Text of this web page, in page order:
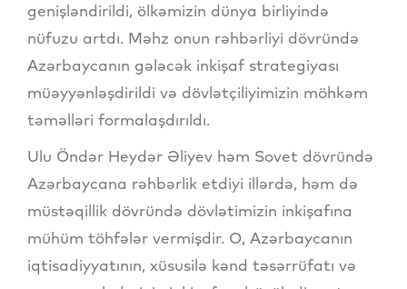
genişləndirildi, ölkəmizin dünya birliyində
nüfuzu artdı. Məhz onun rəhbərliyi dövründə
Azərbaycanın gələcək inkişaf strategiyası
müəyyənləşdirildi və dövlətçiliyimizin möhkəm
təməlləri formalaşdırıldı.
Ulu Öndər Heydər Əliyev həm Sovet dövründə
Azərbaycana rəhbərlik etdiyi illərdə, həm də
müstəqillik dövründə dövlətimizin inkişafına
mühüm töhfələr vermişdir. O, Azərbaycanın
iqtisadiyyatının, xüsusilə kənd təsərrüfatı və